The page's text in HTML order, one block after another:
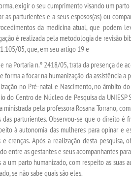
exigir o seu cumprimento visando um
as parturientes e a seus esposos(as) ou
da medicina atual, que podem
é realizada pela metodologia de revisão
05, que, em seu artigo 19 e
na Portaria n.º 2418/05, trata da presença de
forma a focar na humanização da assistência
no Pré-natal e Nascimento, no âmbito
do Centro de Núcleo de Pesquisa da
ministrada pela professora Rosana Torrano,
das parturientes. Observou-se que o direito é
à autonomia das mulheres para opinar e
e crenças. Após a realização desta
entre as gestantes e seus acompanhantes
a um parto humanizado, com respeito as suas
se não sabe quais são eles.